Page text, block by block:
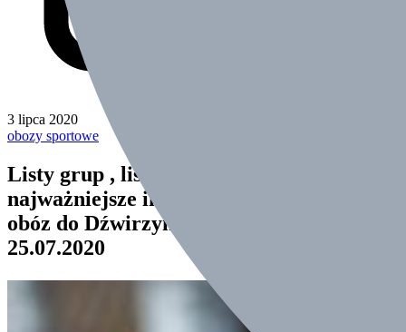
3 lipca 2020
obozy sportowe
Listy grup , listy autokarowe oraz
najważniejsze inf. dla wyjeżdżających na
obóz do Dźwirzyna II w terminie 12-
25.07.2020